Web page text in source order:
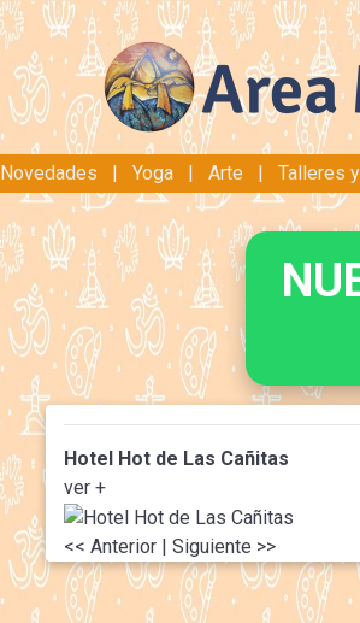
Novedades | Yoga | Arte | Talleres
Hotel Hot de Las Cañitas
ver +
<< Anterior | Siguiente >>